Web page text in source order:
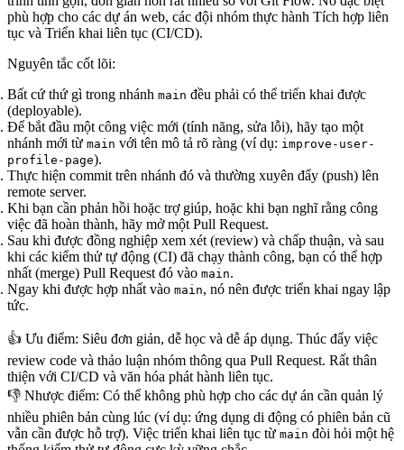
phù hợp cho các dự án web, các đội nhóm thực hành Tích hợp liên
tục và Triển khai liên tục (CI/CD).
Nguyên tắc cốt lõi:
Bất cứ thứ gì trong nhánh main đều phải có thể triển khai được
(deployable).
Để bắt đầu một công việc mới (tính năng, sửa lỗi), hãy tạo một
nhánh mới từ main với tên mô tả rõ ràng (ví dụ: improve-user-
profile-page).
Thực hiện commit trên nhánh đó và thường xuyên đẩy (push) lên
remote server.
Khi bạn cần phản hồi hoặc trợ giúp, hoặc khi bạn nghĩ rằng công
việc đã hoàn thành, hãy mở một Pull Request.
Sau khi được đồng nghiệp xem xét (review) và chấp thuận, và sau
khi các kiểm thử tự động (CI) đã chạy thành công, bạn có thể hợp
nhất (merge) Pull Request đó vào main.
Ngay khi được hợp nhất vào main, nó nên được triển khai ngay lập
tức.
👍 Ưu điểm: Siêu đơn giản, dễ học và dễ áp dụng. Thúc đẩy việc
review code và thảo luận nhóm thông qua Pull Request. Rất thân
thiện với CI/CD và văn hóa phát hành liên tục.
👎 Nhược điểm: Có thể không phù hợp cho các dự án cần quản lý
nhiều phiên bản cùng lúc (ví dụ: ứng dụng di động có phiên bản cũ
vẫn cần được hỗ trợ). Việc triển khai liên tục từ main đòi hỏi một hệ